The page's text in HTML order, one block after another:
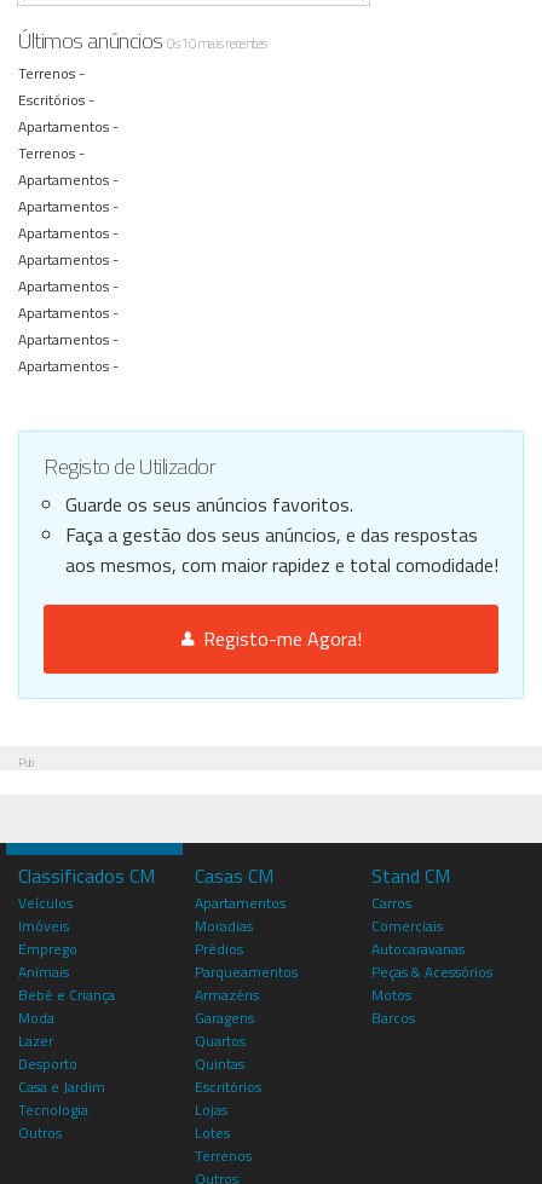
Últimos anúnciosOs 10 mais recentes
Terrenos -
Escritórios -
Apartamentos -
Terrenos -
Apartamentos -
Apartamentos -
Apartamentos -
Apartamentos -
Apartamentos -
Apartamentos -
Apartamentos -
Apartamentos -
Registo de Utilizador
Guarde os seus anúncios favoritos.
Faça a gestão dos seus anúncios, e das respostas
aos mesmos, com maior rapidez e total comodidade!
Registo-me Agora!
Pub
Classificados CM
Veículos
Imóveis
Emprego
Animais
Bebé e Criança
Moda
Lazer
Desporto
Casa e Jardim
Tecnologia
Outros
Casas CM
Apartamentos
Moradias
Prédios
Parqueamentos
Armazéns
Garagens
Quartos
Quintas
Escritórios
Lojas
Lotes
Terrenos
Outros
Stand CM
Carros
Comerciais
Autocaravanas
Peças & Acessórios
Motos
Barcos